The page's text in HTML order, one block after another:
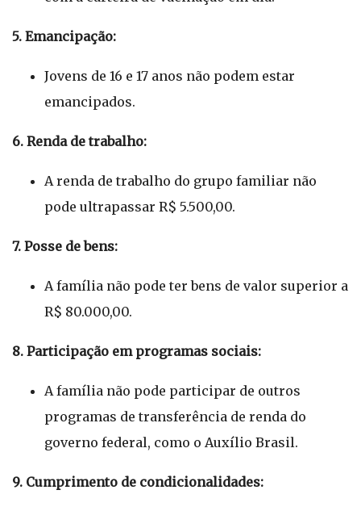
5. Emancipação:
Jovens de 16 e 17 anos não podem estar
emancipados.
6. Renda de trabalho:
A renda de trabalho do grupo familiar não
pode ultrapassar R$ 5.500,00.
7. Posse de bens:
A família não pode ter bens de valor superior a
R$ 80.000,00.
8. Participação em programas sociais:
A família não pode participar de outros
programas de transferência de renda do
governo federal, como o Auxílio Brasil.
9. Cumprimento de condicionalidades: